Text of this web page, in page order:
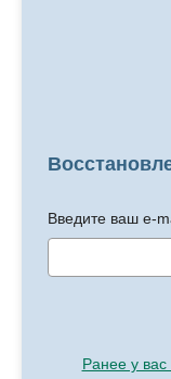
Введите ваш e-
Ранее у